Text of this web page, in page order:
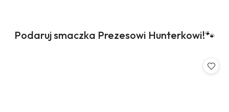
Pomiń karuzelę produktów
Produkty
Podaruj smaczka Prezesowi Hunterkowi!🐾